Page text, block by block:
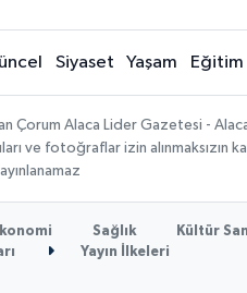
Siyaset Yaşam Eğitim
Çorum Alaca Lider Gazetesi -
ve fotoğraflar izin
Sağlık Kültür
Yayın İlkeleri